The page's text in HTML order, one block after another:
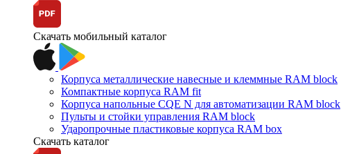
Скачать мобильный каталог
Корпуса металлические навесные и клеммные RAM block
Компактные корпуса RAM fit
Корпуса напольные CQE N для автоматизации RAM block
Пульты и стойки управления RAM block
Ударопрочные пластиковые корпуса RAM box
Скачать каталог